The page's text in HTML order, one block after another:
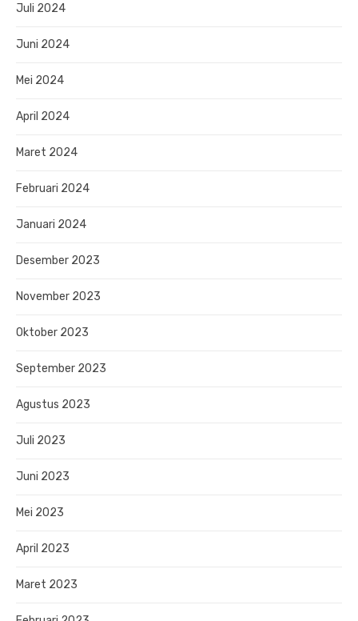
Juli 2024
Juni 2024
Mei 2024
April 2024
Maret 2024
Februari 2024
Januari 2024
Desember 2023
November 2023
Oktober 2023
September 2023
Agustus 2023
Juli 2023
Juni 2023
Mei 2023
April 2023
Maret 2023